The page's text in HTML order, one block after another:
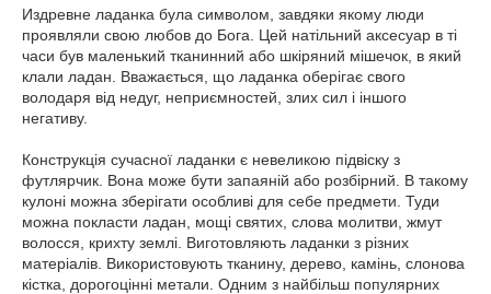
Издревне ладанка була символом, завдяки якому люди
проявляли свою любов до Бога. Цей натільний аксесуар в ті
часи був маленький тканинний або шкіряний мішечок, в який
клали ладан. Вважається, що ладанка оберігає свого
володаря від недуг, неприємностей, злих сил і іншого
негативу.
Конструкція сучасної ладанки є невеликою підвіску з
футлярчик. Вона може бути запаяній або розбірний. В такому
кулоні можна зберігати особливі для себе предмети. Туди
можна покласти ладан, мощі святих, слова молитви, жмут
волосся, крихту землі. Виготовляють ладанки з різних
матеріалів. Використовують тканину, дерево, камінь, слонова
кістка, дорогоцінні метали. Одним з найбільш популярних